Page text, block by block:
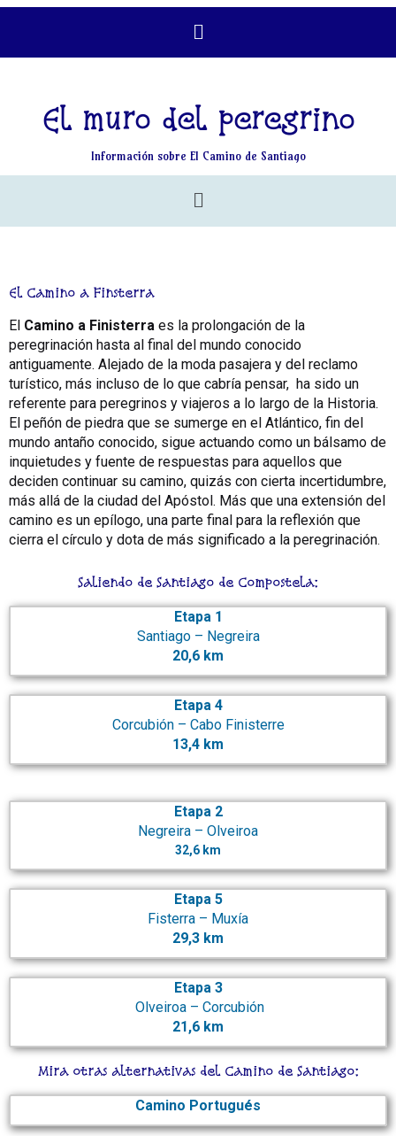
El muro del peregrino
Información sobre El Camino de Santiago
El Camino a Finsterra
El Camino a Finisterra es la prolongación de la
peregrinación hasta al final del mundo conocido
antiguamente. Alejado de la moda pasajera y del reclamo
turístico, más incluso de lo que cabría pensar, ha sido un
referente para peregrinos y viajeros a lo largo de la Historia.
El peñón de piedra que se sumerge en el Atlántico, fin del
mundo antaño conocido, sigue actuando como un bálsamo de
inquietudes y fuente de respuestas para aquellos que
deciden continuar su camino, quizás con cierta incertidumbre,
más allá de la ciudad del Apóstol. Más que una extensión del
camino es un epílogo, una parte final para la reflexión que
cierra el círculo y dota de más significado a la peregrinación
Saliendo de Santiago de Compostela:
Etapa 1
Santiago – Negreira
20,6 km
Etapa 4
Corcubión – Cabo Finisterre
13,4 km
Etapa 2
Negreira – Olveiroa
32,6 km
Etapa 5
Fisterra – Muxía
29,3 km
Etapa 3
Olveiroa – Corcubión
21,6 km
Mira otras alternativas del Camino de Santiago:
Camino Portugués